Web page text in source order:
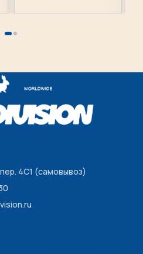
4С1 (самовывоз)